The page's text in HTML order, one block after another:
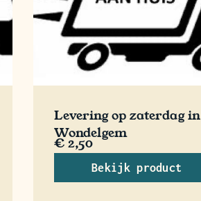
Levering op zaterdag in
Wondelgem
€2,50
Bekijk product